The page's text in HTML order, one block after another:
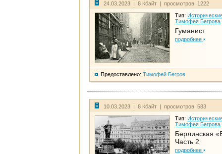
24.03.2023 | 8 Кбайт | просмотров: 1222
Тип:
Тимофея Бегрова
Гуманист
подробнее
Предоставлено: Тимофей Бегров
10.03.2023 | 8 Кбайт | просмотров: 583
Тип:
Тимофея Бегрова
Берлинская
Часть 2
подробнее